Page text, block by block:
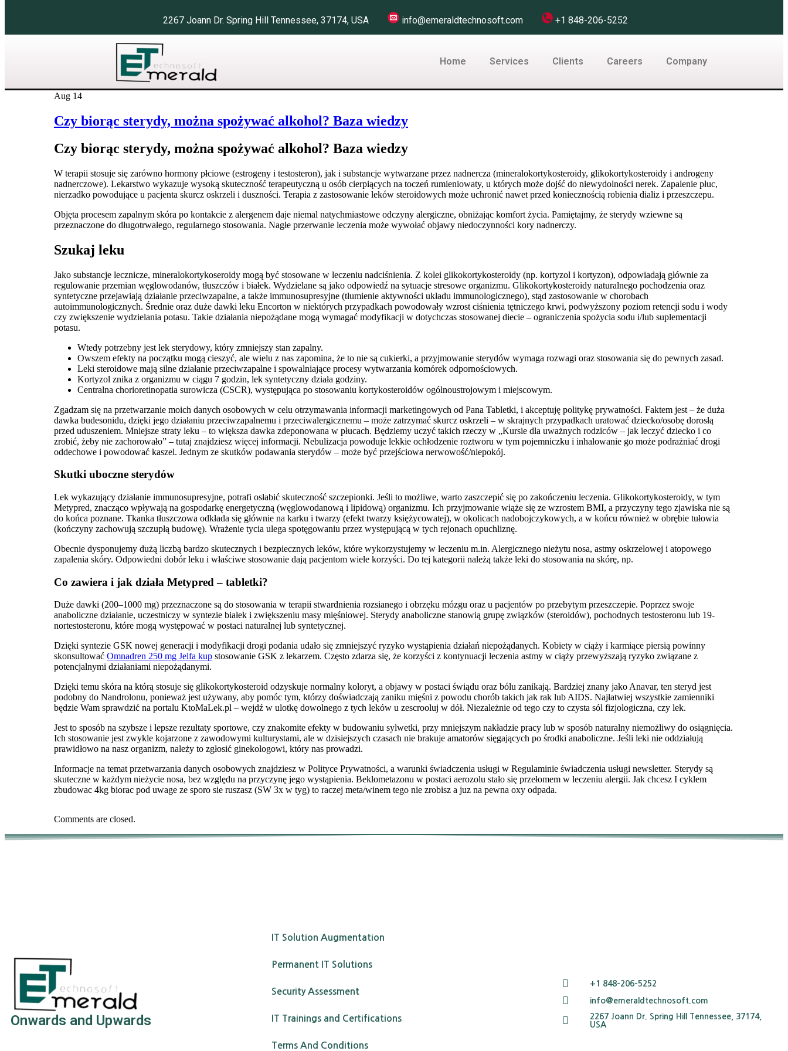
2267 Joann Dr. Spring Hill Tennessee, 37174, USA info@emeraldtechnosoft.com +1 848-206-5252
Home Services Clients Careers Company
Aug 14
Czy biorąc sterydy, można spożywać alkohol? Baza wiedzy
Czy biorąc sterydy, można spożywać alkohol? Baza wiedzy
W terapii stosuje się zarówno hormony płciowe (estrogeny i testosteron), jak i substancje wytwarzane przez nadnercza (mineralokortykosteroidy, glikokortykosteroidy i androgeny
nadnerczowe). Lekarstwo wykazuje wysoką skuteczność terapeutyczną u osób cierpiących na toczeń rumieniowaty, u których może dojść do niewydolności nerek. Zapalenie płuc,
nierzadko powodujące u pacjenta skurcz oskrzeli i duszności. Terapia z zastosowanie leków steroidowych może uchronić nawet przed koniecznością robienia dializ i przeszczepu.
Objęta procesem zapalnym skóra po kontakcie z alergenem daje niemal natychmiastowe odczyny alergiczne, obniżając komfort życia. Pamiętajmy, że sterydy wziewne są
przeznaczone do długotrwałego, regularnego stosowania. Nagłe przerwanie leczenia może wywołać objawy niedoczynności kory nadnerczy.
Szukaj leku
Jako substancje lecznicze, mineralokortykoseroidy mogą być stosowane w leczeniu nadciśnienia. Z kolei glikokortykosteroidy (np. kortyzol i kortyzon), odpowiadają głównie za
regulowanie przemian węglowodanów, tłuszczów i białek. Wydzielane są jako odpowiedź na sytuacje stresowe organizmu. Glikokortykosteroidy naturalnego pochodzenia oraz
syntetyczne przejawiają działanie przeciwzapalne, a także immunosupresyjne (tłumienie aktywności układu immunologicznego), stąd zastosowanie w chorobach
autoimmunologicznych. Średnie oraz duże dawki leku Encorton w niektórych przypadkach powodowały wzrost ciśnienia tętniczego krwi, podwyższony poziom retencji sodu i wody
czy zwiększenie wydzielania potasu. Takie działania niepożądane mogą wymagać modyfikacji w dotychczas stosowanej diecie – ograniczenia spożycia sodu i/lub suplementacji
potasu.
Wtedy potrzebny jest lek sterydowy, który zmniejszy stan zapalny.
Owszem efekty na początku mogą cieszyć, ale wielu z nas zapomina, że to nie są cukierki, a przyjmowanie sterydów wymaga rozwagi oraz stosowania się do pewnych zasad.
Leki steroidowe mają silne działanie przeciwzapalne i spowalniające procesy wytwarzania komórek odpornościowych.
Kortyzol znika z organizmu w ciągu 7 godzin, lek syntetyczny działa godziny.
Centralna chorioretinopatia surowicza (CSCR), występująca po stosowaniu kortykosteroidów ogólnoustrojowym i miejscowym.
Zgadzam się na przetwarzanie moich danych osobowych w celu otrzymawania informacji marketingowych od Pana Tabletki, i akceptuję politykę prywatności. Faktem jest – że duża
dawka budesonidu, dzięki jego działaniu przeciwzapalnemu i przeciwalergicznemu – może zatrzymać skurcz oskrzeli – w skrajnych przypadkach uratować dziecko/osobę dorosłą
przed uduszeniem. Mniejsze straty leku – to większa dawka zdeponowana w płucach. Będziemy uczyć takich rzeczy w „Kursie dla uważnych rodziców – jak leczyć dziecko i co
zrobić, żeby nie zachorowało” – tutaj znajdziesz więcej informacji. Nebulizacja powoduje lekkie ochłodzenie roztworu w tym pojemniczku i inhalowanie go może podrażniać drogi
oddechowe i powodować kaszel. Jednym ze skutków podawania sterydów – może być przejściowa nerwowość/niepokój.
Skutki uboczne sterydów
Lek wykazujący działanie immunosupresyjne, potrafi osłabić skuteczność szczepionki. Jeśli to możliwe, warto zaszczepić się po zakończeniu leczenia. Glikokortykosteroidy, w tym
Metypred, znacząco wpływają na gospodarkę energetyczną (węglowodanową i lipidową) organizmu. Ich przyjmowanie wiąże się ze wzrostem BMI, a przyczyny tego zjawiska nie są
do końca poznane. Tkanka tłuszczowa odkłada się głównie na karku i twarzy (efekt twarzy księżycowatej), w okolicach nadobojczykowych, a w końcu również w obrębie tułowia
(kończyny zachowują szczupłą budowę). Wrażenie tycia ulega spotęgowaniu przez występującą w tych rejonach opuchliznę.
Obecnie dysponujemy dużą liczbą bardzo skutecznych i bezpiecznych leków, które wykorzystujemy w leczeniu m.in. Alergicznego nieżytu nosa, astmy oskrzelowej i atopowego
zapalenia skóry. Odpowiedni dobór leku i właściwe stosowanie dają pacjentom wiele korzyści. Do tej kategorii należą także leki do stosowania na skórę, np.
Co zawiera i jak działa Metypred – tabletki?
Duże dawki (200–1000 mg) przeznaczone są do stosowania w terapii stwardnienia rozsianego i obrzęku mózgu oraz u pacjentów po przebytym przeszczepie. Poprzez swoje
anaboliczne działanie, uczestniczy w syntezie białek i zwiększeniu masy mięśniowej. Sterydy anaboliczne stanowią grupę związków (steroidów), pochodnych testosteronu lub 19-
nortestosteronu, które mogą występować w postaci naturalnej lub syntetycznej.
Dzięki syntezie GSK nowej generacji i modyfikacji drogi podania udało się zmniejszyć ryzyko wystąpienia działań niepożądanych. Kobiety w ciąży i karmiące piersią powinny
skonsultować Omnadren 250 mg Jelfa kup stosowanie GSK z lekarzem. Często zdarza się, że korzyści z kontynuacji leczenia astmy w ciąży przewyższają ryzyko związane z
potencjalnymi działaniami niepożądanymi.
Dzięki temu skóra na którą stosuje się glikokortykosteroid odzyskuje normalny koloryt, a objawy w postaci świądu oraz bólu zanikają. Bardziej znany jako Anavar, ten steryd jest
podobny do Nandrolonu, ponieważ jest używany, aby pomóc tym, którzy doświadczają zaniku mięśni z powodu chorób takich jak rak lub AIDS. Najłatwiej wszystkie zamienniki
będzie Wam sprawdzić na portalu KtoMaLek.pl – wejdź w ulotkę dowolnego z tych leków u zescrooluj w dół. Niezależnie od tego czy to czysta sól fizjologiczna, czy lek.
Jest to sposób na szybsze i lepsze rezultaty sportowe, czy znakomite efekty w budowaniu sylwetki, przy mniejszym nakładzie pracy lub w sposób naturalny niemożliwy do osiągnięcia.
Ich stosowanie jest zwykle kojarzone z zawodowymi kulturystami, ale w dzisiejszych czasach nie brakuje amatorów sięgających po środki anaboliczne. Jeśli leki nie oddziałują
prawidłowo na nasz organizm, należy to zgłosić ginekologowi, który nas prowadzi.
Informacje na temat przetwarzania danych osobowych znajdziesz w Polityce Prywatności, a warunki świadczenia usługi w Regulaminie świadczenia usługi newsletter. Sterydy są
skuteczne w każdym nieżycie nosa, bez względu na przyczynę jego wystąpienia. Beklometazonu w postaci aerozolu stało się przełomem w leczeniu alergii. Jak chcesz I cyklem
zbudowac 4kg biorac pod uwage ze sporo sie ruszasz (SW 3x w tyg) to raczej meta/winem tego nie zrobisz a juz na pewna oxy odpada.
Comments are closed.
Onwards and Upwards
IT Solution Augmentation
Permanent IT Solutions
Security Assessment
IT Trainings and Certifications
Terms And Conditions
+1 848-206-5252
info@emeraldtechnosoft.com
2267 Joann Dr. Spring Hill Tennessee, 37174,
USA